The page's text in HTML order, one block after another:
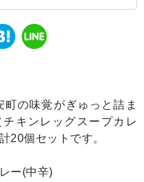
町の味覚がぎゅっと詰ま
キンレッグスープカレ
20個セットです。
ー(中辛)